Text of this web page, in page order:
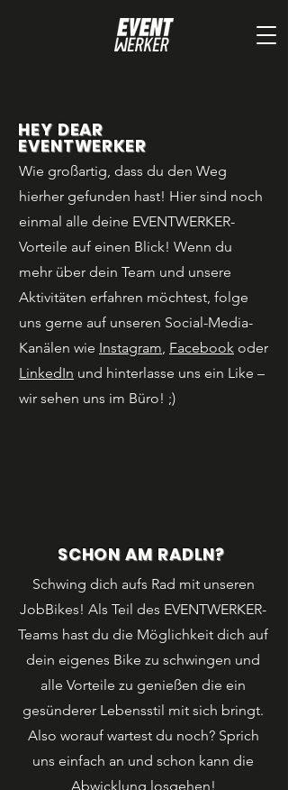
HEY DEAR
EVENTWERKER
Wie großartig, dass du den Weg
hierher gefunden hast! Hier sind noch
einmal alle deine EVENTWERKER-
Vorteile auf einen Blick! Wenn du
mehr über dein Team und unsere
Aktivitäten erfahren möchtest, folge
uns gerne auf unseren Social-Media-
Kanälen wie Instagram, Facebook oder
LinkedIn und hinterlasse uns ein Like –
wir sehen uns im Büro! ;)
SCHON AM RADLN?
Schwing dich aufs Rad mit unseren
JobBikes! Als Teil des EVENTWERKER-
Teams hast du die Möglichkeit dich auf
dein eigenes Bike zu schwingen und
alle Vorteile zu genießen die ein
gesünderer Lebensstil mit sich bringt.
Also worauf wartest du noch? Sprich
uns einfach an und schon kann die
Abwicklung losgehen!